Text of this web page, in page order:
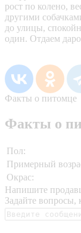
рост по колено,
другими
до улицы,
один. Отдаем
Факты о питомце
Факты о
Пол:
Примерный
Окрас:
Напишите
Задайте вопросы,